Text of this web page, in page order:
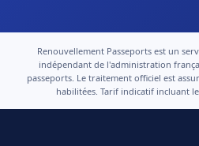
Renouvellement Passeports est un
indépendant de l'administration
passeports. Le traitement officiel est
habilitées. Tarif indicatif incluant